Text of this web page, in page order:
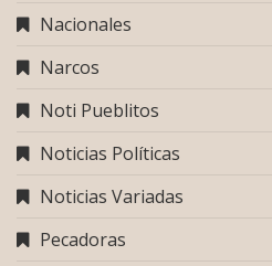
Nacionales
Narcos
Noti Pueblitos
Noticias Políticas
Noticias Variadas
Pecadoras